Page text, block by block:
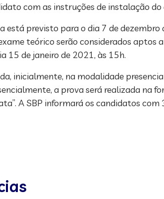
com as instruções de instalação
está previsto para o dia 7 de
teórico serão considerados
15 de janeiro de 2021, às 15h.
inicialmente, na modalidade
a prova será realizada na
A SBP informará os candidatos